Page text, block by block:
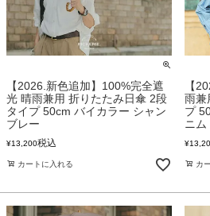
【2026.新色追加】100%完全遮
光 晴雨兼用 折りたたみ日傘 2段
タイプ 50cm バイカラー シャン
ブレー
¥13,200税込
カートに入れる
【
雨兼
プ
ニム
¥
カ